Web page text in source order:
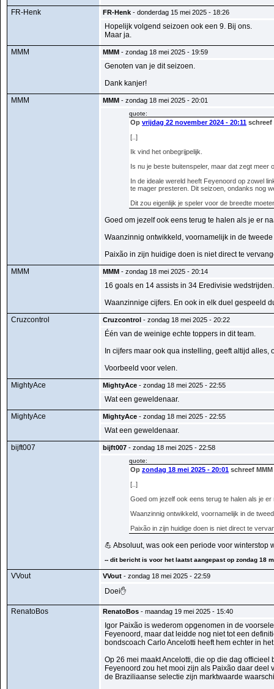
FR-Henk
FR-Henk - donderdag 15 mei 2025 - 18:26
Hopelijk volgend seizoen ook een 9. Bij ons.
Maar ja.
MMM
MMM - zondag 18 mei 2025 - 19:59
Genoten van je dit seizoen.
Dank kanjer!
MMM
MMM - zondag 18 mei 2025 - 20:01
quote:
Op vrijdag 22 november 2024 - 20:11 schreef
[..]
Ik vind het onbegrijpelijk.
Is nu je beste buitenspeler, maar dat zegt meer
In de ideale wereld heeft Feyenoord op zowel
te mager presteren. Dit seizoen, ondanks nog
Dit zou eigenlijk je speler voor de breedte
Goed om jezelf ook eens terug te halen als je er
Waanzinnig ontwikkeld, voornamelijk in de
Paixão in zijn huidige doen is niet direct te
MMM
MMM - zondag 18 mei 2025 - 20:14
16 goals en 14 assists in 34 Eredivisie wedstrijden.
Waanzinnige cijfers. En ook in elk duel gespeeld
Cruzcontrol
Cruzcontrol - zondag 18 mei 2025 - 20:22
Één van de weinige echte toppers in dit team.
In cijfers maar ook qua instelling, geeft altijd alles,
Voorbeeld voor velen.
MightyAce
MightyAce - zondag 18 mei 2025 - 22:55
Wat een geweldenaar.
MightyAce
MightyAce - zondag 18 mei 2025 - 22:55
Wat een geweldenaar.
bijft007
bijft007 - zondag 18 mei 2025 - 22:58
quote:
Op zondag 18 mei 2025 - 20:01 schreef
[..]
Goed om jezelf ook eens terug te halen als je er
Waanzinnig ontwikkeld, voornamelijk in de
Paixão in zijn huidige doen is niet direct te
💪 Absoluut, was ook een periode voor
-- dit bericht is voor het laatst aangepast op zondag 18
VVout VVout - zondag 18 mei 2025 - 22:59
Doei✋
RenatoBos RenatoBos - maandag 19 mei 2025 - 15:40
Igor Paixão is wederom opgenomen in de
Feyenoord, maar dat leidde nog niet tot een
bondscoach Carlo Ancelotti heeft hem echter in
Op 26 mei maakt Ancelotti, die op die dag
Feyenoord zou het mooi zijn als Paixão daar
de Braziliaanse selectie zijn marktwaarde